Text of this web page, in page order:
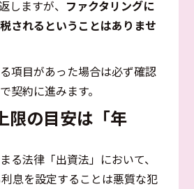
しますが、 ファクタリングに
されるということはありませ
項目があった場合は必ず確認
契約に進みます。
限の目安は「年
る法律「出資法」において、
息を設定することは悪質な犯